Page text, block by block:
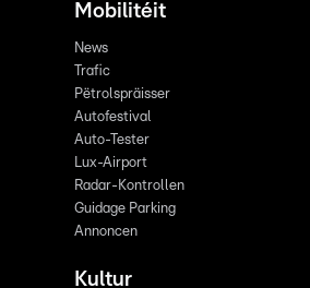
Mobilitéit
News
Trafic
Pëtrolspräisser
Autofestival
Auto-Tester
Lux-Airport
Radar-Kontrollen
Guidage Parking
Annoncen
Kultur